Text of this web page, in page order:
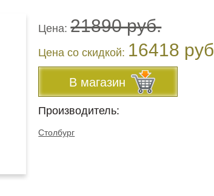
Цена:21890 руб.
Цена co скидкой: 16418 руб
В магазин
Производитель:
Столбург